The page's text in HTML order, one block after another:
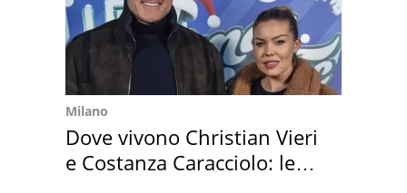
Milano
Dove vivono Christian Vieri
e Costanza Caracciolo: le